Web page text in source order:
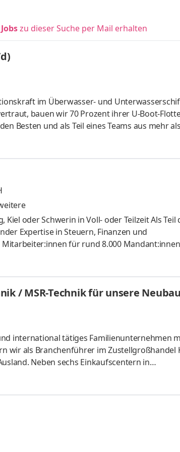
Jobszu dieser Suche per Mail erhalten
im Überwasser- und
bauen wir 70 Prozent ihrer U-Boot-
Besten und als Teil eines Teams aus mehr
bieten wir zukunftssichere
Hightechumfeld. Wir entwickeln Stärke.
und Prüfung von Komponenten an
oder Schwerin in Voll- oder Teilzeit Als Teil
Expertise in Steuern, Finanzen und
für rund 8.000
und Personal in unserem
und gestaltest maßgeblich die Zukunft
Kontakt zu unseren Mandant:innen in einer
/ MSR-Technik für unsere
international tätiges Familienunternehmen
wir als Branchenführer im Zustellgroßhandel
Neben sechs Einkaufscentern in
eigenen CITTI-Lebensmittelfachmärkten,
Services mit Standorten in Kiel und
täglich in allen Geschäftsbereichen